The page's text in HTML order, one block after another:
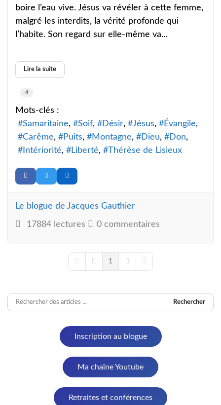
boire l’eau vive. Jésus va révéler à cette femme,
malgré les interdits, la vérité profonde qui
l’habite. Son regard sur elle-même va...
Lire la suite
4
Mots-clés :
Samaritaine
Soif Désir Jésus
Évangile
Carême
Puits Montagne Dieu
Don
Intériorité
Liberté Thérèse de Lisieux
Le blogue de Jacques Gauthier
17884 lectures 0 commentaires
First PagePrevious Page
1
Next PageLast Page
Rechercher
Inscription au blogue
Ma chaîne Youtube
Retraites et conférences